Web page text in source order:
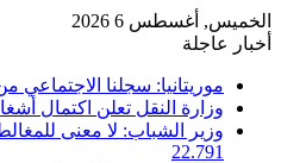
الخميس, أغسطس 6 2026
أخبار عاجلة
موريتانيا: سجلنا
وزارة النقل تعلن اكتمال
وزير الشباب: لا معنى
22.791